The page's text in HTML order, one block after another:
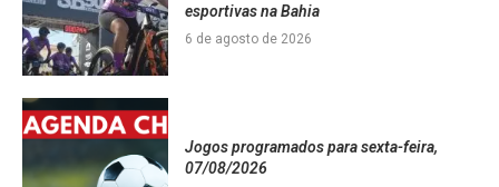
esportivas na Bahia
6 de agosto de 2026
Jogos programados para sexta-feira,
07/08/2026